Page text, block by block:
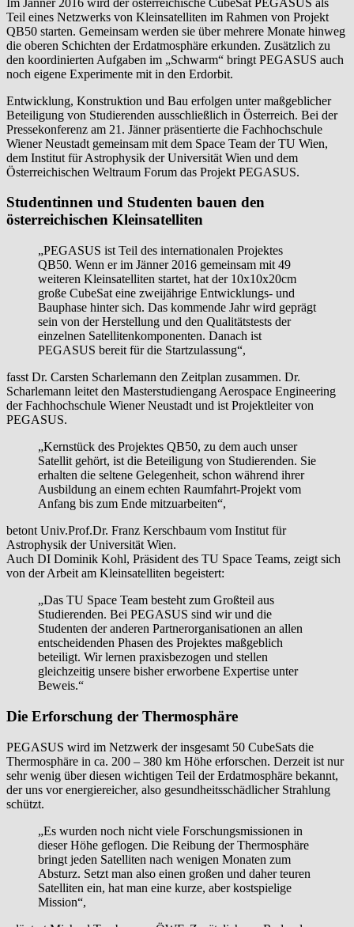
Teil eines Netzwerks von Kleinsatelliten im Rahmen von Projekt
QB50 starten. Gemeinsam werden sie über mehrere Monate hinweg
die oberen Schichten der Erdatmosphäre erkunden. Zusätzlich zu
den koordinierten Aufgaben im „Schwarm“ bringt PEGASUS auch
noch eigene Experimente mit in den Erdorbit.
Entwicklung, Konstruktion und Bau erfolgen unter maßgeblicher
Beteiligung von Studierenden ausschließlich in Österreich. Bei der
Pressekonferenz am 21. Jänner präsentierte die Fachhochschule
Wiener Neustadt gemeinsam mit dem Space Team der TU Wien,
dem Institut für Astrophysik der Universität Wien und dem
Österreichischen Weltraum Forum das Projekt PEGASUS.
Studentinnen und Studenten bauen den
österreichischen Kleinsatelliten
„PEGASUS ist Teil des internationalen Projektes
QB50. Wenn er im Jänner 2016 gemeinsam mit 49
weiteren Kleinsatelliten startet, hat der 10x10x20cm
große CubeSat eine zweijährige Entwicklungs- und
Bauphase hinter sich. Das kommende Jahr wird geprägt
sein von der Herstellung und den Qualitätstests der
einzelnen Satellitenkomponenten. Danach ist
PEGASUS bereit für die Startzulassung“,
fasst Dr. Carsten Scharlemann den Zeitplan zusammen. Dr.
Scharlemann leitet den Masterstudiengang Aerospace Engineering
der Fachhochschule Wiener Neustadt und ist Projektleiter von
PEGASUS.
„Kernstück des Projektes QB50, zu dem auch unser
Satellit gehört, ist die Beteiligung von Studierenden. Sie
erhalten die seltene Gelegenheit, schon während ihrer
Ausbildung an einem echten Raumfahrt-Projekt vom
Anfang bis zum Ende mitzuarbeiten“,
betont Univ.Prof.Dr. Franz Kerschbaum vom Institut für
Astrophysik der Universität Wien.
Auch DI Dominik Kohl, Präsident des TU Space Teams, zeigt sich
von der Arbeit am Kleinsatelliten begeistert:
„Das TU Space Team besteht zum Großteil aus
Studierenden. Bei PEGASUS sind wir und die
Studenten der anderen Partnerorganisationen an allen
entscheidenden Phasen des Projektes maßgeblich
beteiligt. Wir lernen praxisbezogen und stellen
gleichzeitig unsere bisher erworbene Expertise unter
Beweis.“
Die Erforschung der Thermosphäre
PEGASUS wird im Netzwerk der insgesamt 50 CubeSats die
Thermosphäre in ca. 200 – 380 km Höhe erforschen. Derzeit ist nur
sehr wenig über diesen wichtigen Teil der Erdatmosphäre bekannt,
der uns vor energiereicher, also gesundheitsschädlicher Strahlung
schützt.
„Es wurden noch nicht viele Forschungsmissionen in
dieser Höhe geflogen. Die Reibung der Thermosphäre
bringt jeden Satelliten nach wenigen Monaten zum
Absturz. Setzt man also einen großen und daher teuren
Satelliten ein, hat man eine kurze, aber kostspielige
Mission“,